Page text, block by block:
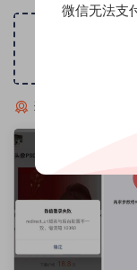
猜你喜欢
微信无法支